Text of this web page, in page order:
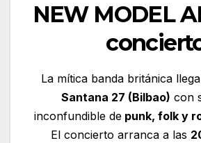
NEW MODEL
La mítica banda británica
Santana 27 (Bilbao) con
inconfundible depunk, folk y
El concierto arranca a las